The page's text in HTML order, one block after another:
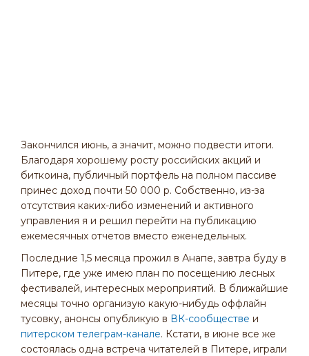
Закончился июнь, а значит, можно подвести итоги.
Благодаря хорошему росту российских акций и
биткоина, публичный портфель на полном пассиве
принес доход почти 50 000 р. Собственно, из-за
отсутствия каких-либо изменений и активного
управления я и решил перейти на публикацию
ежемесячных отчетов вместо еженедельных.
Последние 1,5 месяца прожил в Анапе, завтра буду в
Питере, где уже имею план по посещению лесных
фестивалей, интересных мероприятий. В ближайшие
месяцы точно организую какую-нибудь оффлайн
тусовку, анонсы опубликую в ВК-сообществе и
питерском телеграм-канале. Кстати, в июне все же
состоялась одна встреча читателей в Питере, играли